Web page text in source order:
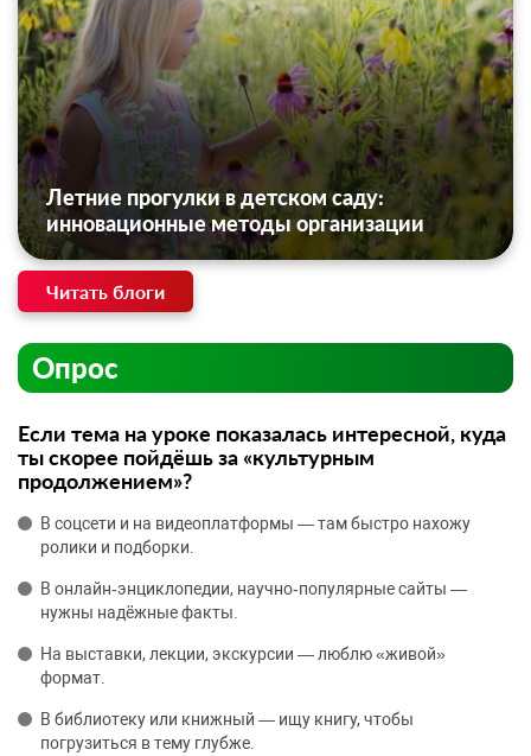
Летние прогулки в детском саду:
инновационные методы организации
Читать блоги
Опрос
Если тема на уроке показалась интересной, куда
ты скорее пойдёшь за «культурным
продолжением»?
В соцсети и на видеоплатформы — там быстро нахожу
ролики и подборки.
В онлайн‑энциклопедии, научно‑популярные сайты —
нужны надёжные факты.
На выставки, лекции, экскурсии — люблю «живой»
формат.
В библиотеку или книжный — ищу книгу, чтобы
погрузиться в тему глубже.